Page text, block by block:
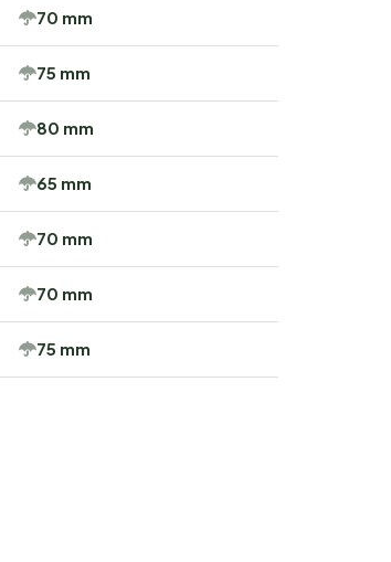
70 mm
75 mm
80 mm
65 mm
70 mm
70 mm
75 mm